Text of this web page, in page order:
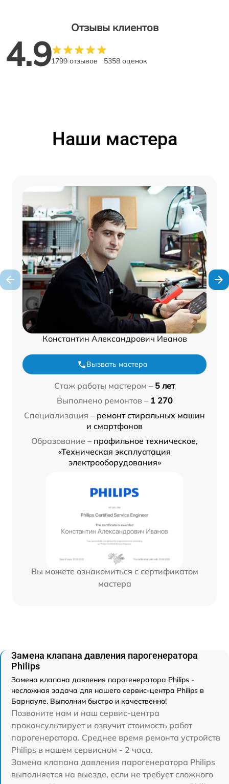
Отзывы клиентов
4.91799 отзывов 5358 оценок
Наши мастера
Константин Александрович Иванов
Вызвать мастера
Стаж работы мастером – 5 лет
Выполнено ремонтов – 1 270
Специализация – ремонт стиральных машин
и смартфонов
Образование – профильное техническое,
«Техническая эксплуатация
электрооборудования»
Вы можете ознакомиться с сертификатом
мастера
Замена клапана давления парогенератора
Philips
Замена клапана давления парогенератора Philips -
несложная задача для нашего сервис-центра Philips в
Барнауле. Выполним быстро и качественно!
Позвоните нам и наш сервис-центра
проконсультирует и озвучит стоимость работ
парогенератора. Среднее время ремонта устройств
Philips в нашем сервисном - 2 часа.
Замена клапана давления парогенератора Philips
выполняется на выезде, если не требует сложного